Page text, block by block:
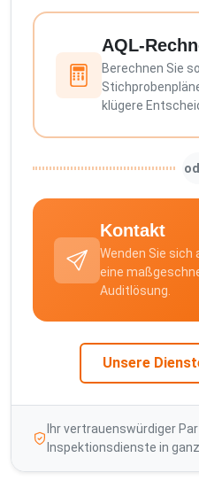
AQL-
Berechnen Sie
klügere
Kontakt
Wenden Sie sich
eine
Auditlösung.
Unsere
Ihr vertrauenswürdiger
Inspektionsdienste in